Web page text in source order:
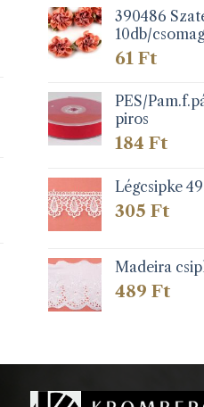
390486
10db/
61Ft
PES/
piros
184Ft
Légcsipke
305Ft
Madeira
489Ft